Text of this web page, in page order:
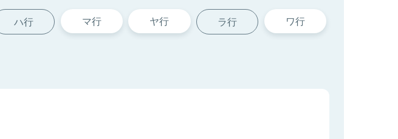
ハ行 マ行 ヤ行 ラ行 ワ行